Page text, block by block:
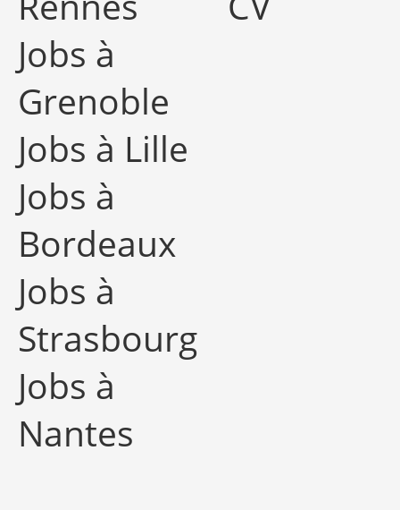
Jobs à
Grenoble
Jobs à Lille
Jobs à
Bordeaux
Jobs à
Strasbourg
Jobs à
Nantes